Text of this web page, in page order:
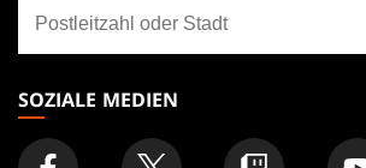
FOOTER
ein
Geschäft
SOZIALE MEDIEN